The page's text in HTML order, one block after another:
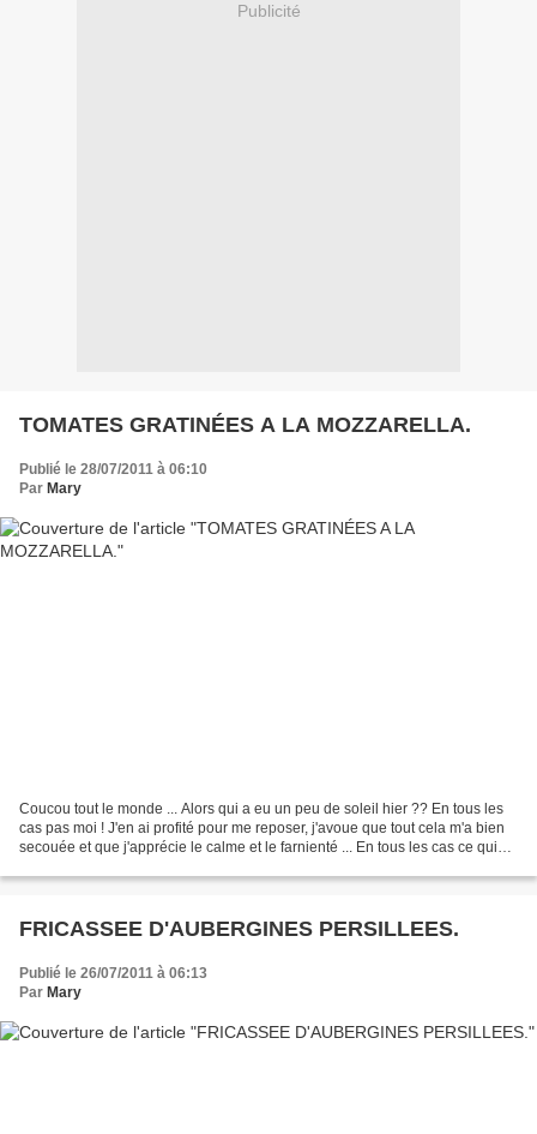
Publicité
TOMATES GRATINÉES A LA MOZZARELLA.
Publié le 28/07/2011 à 06:10
Par Mary
Coucou tout le monde ... Alors qui a eu un peu de soleil hier ?? En tous les
cas pas moi ! J'en ai profité pour me reposer, j'avoue que tout cela m'a bien
secouée et que j'apprécie le calme et le farnienté ... En tous les cas ce qui
FRICASSEE D'AUBERGINES PERSILLEES.
Publié le 26/07/2011 à 06:13
Par Mary